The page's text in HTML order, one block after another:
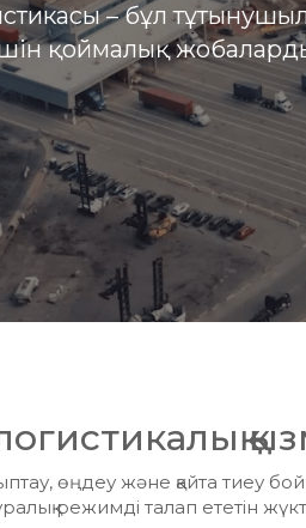
– бұл
қоймалық
өңдеу және қайта тиеу
режимді талап ететін